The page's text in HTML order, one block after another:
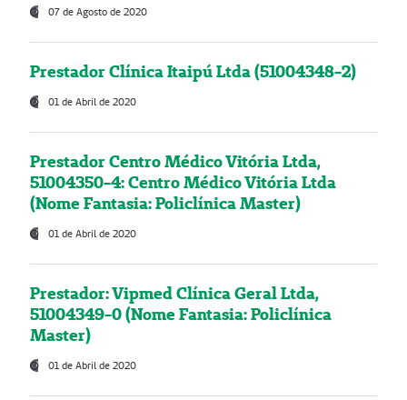
07 de Agosto de 2020
Prestador Clínica Itaipú Ltda (51004348-2)
01 de Abril de 2020
Prestador Centro Médico Vitória Ltda,
51004350-4: Centro Médico Vitória Ltda
(Nome Fantasia: Policlínica Master)
01 de Abril de 2020
Prestador: Vipmed Clínica Geral Ltda,
51004349-0 (Nome Fantasia: Policlínica
Master)
01 de Abril de 2020